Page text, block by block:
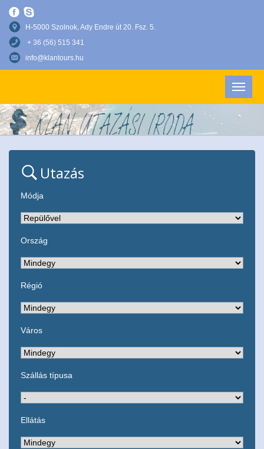
H-5000 Szolnok, Ady Endre út 20. Fsz. 5.
+ 36 (56) 515 341
info@klantours.hu
Utazás
Módja
Ország
Régió
Város
Szállás típusa
Ellátás